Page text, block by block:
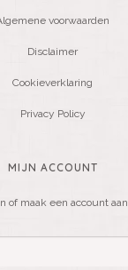
voorwaarden
Disclaimer
Cookieverklaring
Privacy Policy
MIJN ACCOUNT
of maak een account aan